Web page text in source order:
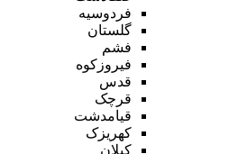
فردوسیه
گلستان
فشم
فیروزکوه
قدس
قرچک
قیامدشت
کهریزک
کیلان